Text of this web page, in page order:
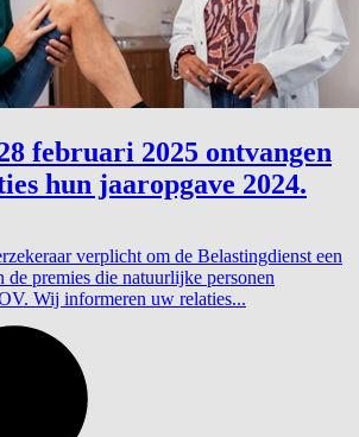
februari 2025 ontvangen
hun jaaropgave 2024.
verplicht om de Belastingdienst een
de premies die natuurlijke personen
Wij informeren uw relaties...